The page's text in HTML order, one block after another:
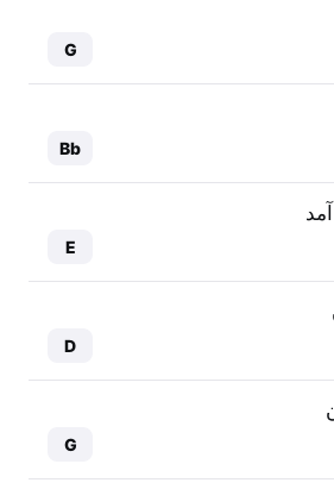
G
Bb
E
D
G